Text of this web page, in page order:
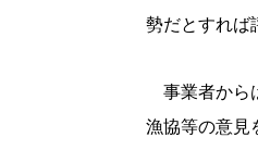
勢だとすれば
事業者から
漁協等の意見